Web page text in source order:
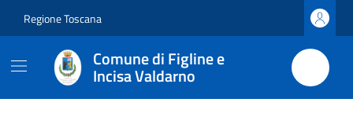
Regione Toscana
Comune di Figline e
Incisa Valdarno